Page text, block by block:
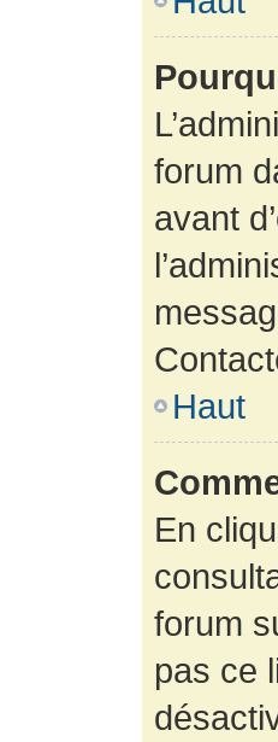
forum
avant
Haut
En
forum
pas ce